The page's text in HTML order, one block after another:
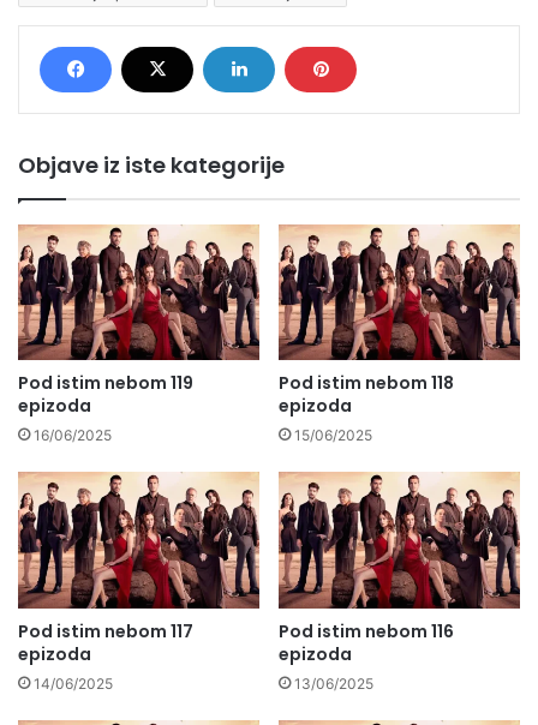
Objave iz iste kategorije
Pod istim nebom 119
epizoda
16/06/2025
Pod istim nebom 118
epizoda
15/06/2025
Pod istim nebom 117
epizoda
14/06/2025
Pod istim nebom 116
epizoda
13/06/2025